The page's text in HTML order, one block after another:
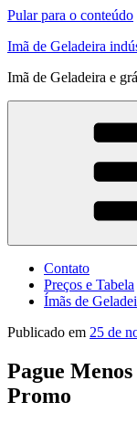
Pular para o conteúdo
Imã de Geladeira
Imã de Geladeira e
Contato
Preços e Tabela
Ímãs de
Publicado em 25 de
Pague
Promo